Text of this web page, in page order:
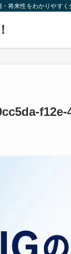
将来性をわかりやすく
f12e-